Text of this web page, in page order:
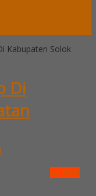
Kabupaten Solok
Di
via SMS